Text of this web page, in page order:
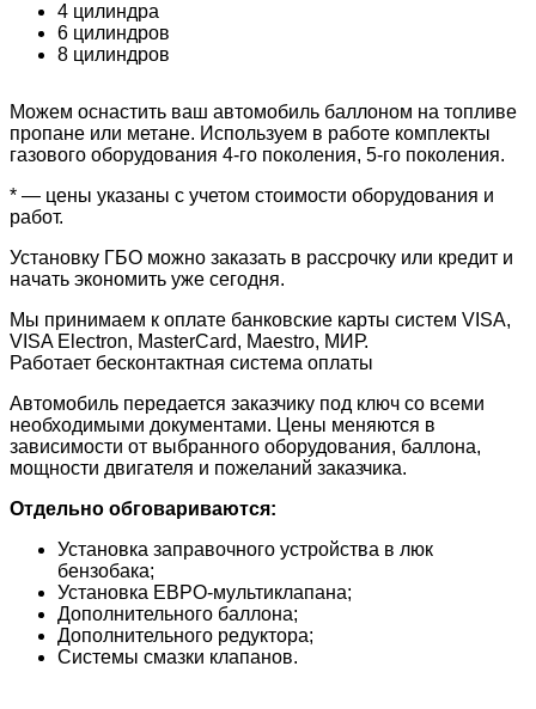
4 цилиндра
6 цилиндров
8 цилиндров
Можем оснастить ваш автомобиль баллоном на топливе
пропане или метане. Используем в работе комплекты
газового оборудования 4-го поколения, 5-го поколения.
* — цены указаны с учетом стоимости оборудования и
работ.
Установку ГБО можно заказать в рассрочку или кредит и
начать экономить уже сегодня.
Мы принимаем к оплате банковские карты систем VISA,
VISA Electron, MasterCard, Maestro, МИР.
Работает бесконтактная система оплаты
Автомобиль передается заказчику под ключ со всеми
необходимыми документами. Цены меняются в
зависимости от выбранного оборудования, баллона,
мощности двигателя и пожеланий заказчика.
Отдельно обговариваются:
Установка заправочного устройства в люк
бензобака;
Установка ЕВРО-мультиклапана;
Дополнительного баллона;
Дополнительного редуктора;
Системы смазки клапанов.